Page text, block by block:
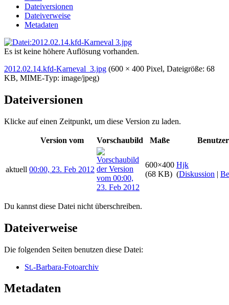
Dateiversionen
Dateiverweise
Metadaten
Es ist keine höhere Auflösung vorhanden.
2012.02.14.kfd-Karneval_3.jpg (600 × 400 Pixel, Dateigröße: 68
KB, MIME-Typ: image/jpeg)
Dateiversionen
Klicke auf einen Zeitpunkt, um diese Version zu laden.
Version vom Vorschaubild Maße Benutzer
aktuell 00:00, 23. Feb 2012
600×400
(68 KB)
Hjk
(Diskussion |
Du kannst diese Datei nicht überschreiben.
Dateiverweise
Die folgenden Seiten benutzen diese Datei:
St.-Barbara-Fotoarchiv
Metadaten